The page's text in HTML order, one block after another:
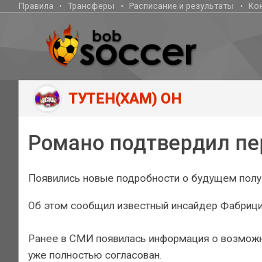
Правила Трансферы Расписание и результаты
ТУТЕН(ХАМ) ОН
Романо подтвердил
Появились новые подробности о будущем
Об этом сообщил известный инсайдер
Ранее в СМИ появилась информация о
уже полностью согласован.